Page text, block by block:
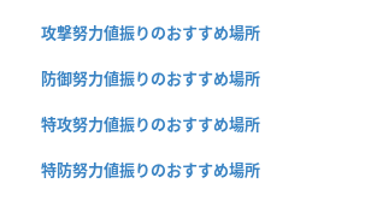
攻撃努力値振りのおすすめ場所
防御努力値振りのおすすめ場所
特攻努力値振りのおすすめ場所
特防努力値振りのおすすめ場所